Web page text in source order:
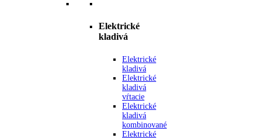
Elektrické
kladivá
Elektrické
kladivá
Elektrické
kladivá
vŕtacie
Elektrické
kladivá
kombinované
Elektrické